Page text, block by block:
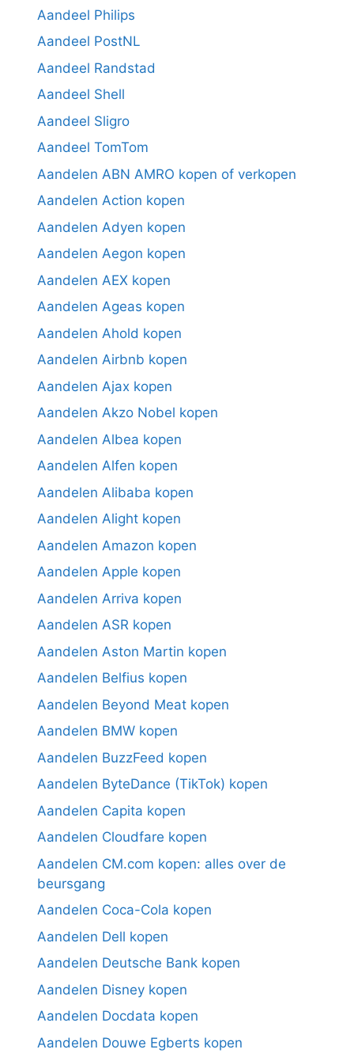
Aandeel Philips
Aandeel PostNL
Aandeel Randstad
Aandeel Shell
Aandeel Sligro
Aandeel TomTom
Aandelen ABN AMRO kopen of verkopen
Aandelen Action kopen
Aandelen Adyen kopen
Aandelen Aegon kopen
Aandelen AEX kopen
Aandelen Ageas kopen
Aandelen Ahold kopen
Aandelen Airbnb kopen
Aandelen Ajax kopen
Aandelen Akzo Nobel kopen
Aandelen Albea kopen
Aandelen Alfen kopen
Aandelen Alibaba kopen
Aandelen Alight kopen
Aandelen Amazon kopen
Aandelen Apple kopen
Aandelen Arriva kopen
Aandelen ASR kopen
Aandelen Aston Martin kopen
Aandelen Belfius kopen
Aandelen Beyond Meat kopen
Aandelen BMW kopen
Aandelen BuzzFeed kopen
Aandelen ByteDance (TikTok) kopen
Aandelen Capita kopen
Aandelen Cloudfare kopen
Aandelen CM.com kopen: alles over de
beursgang
Aandelen Coca-Cola kopen
Aandelen Dell kopen
Aandelen Deutsche Bank kopen
Aandelen Disney kopen
Aandelen Docdata kopen
Aandelen Douwe Egberts kopen